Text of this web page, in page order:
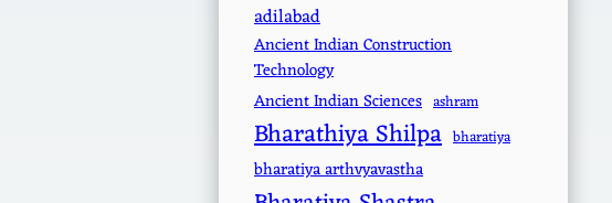
adilabad
Ancient Indian Construction
Technology
Ancient Indian Sciences ashram
Bharathiya Shilpa bharatiya
bharatiya arthvyavastha